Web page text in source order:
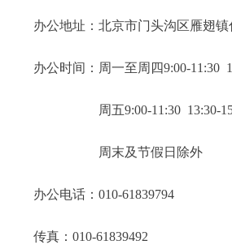
办公地址：北京市门头沟区雁翅
办公时间：周一至周四9:00-11:30
周五9:00-11:30 13:30-
周末及节假日除外
办公电话： 010-61839794
传真： 010-61839492